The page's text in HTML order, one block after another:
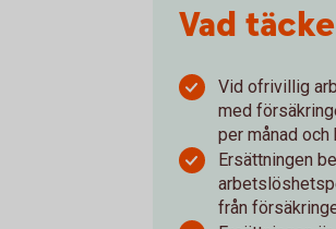
Vad
Vid ofrivillig
med
per månad och
Ersättningen
från